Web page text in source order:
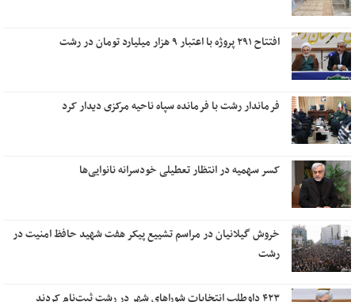
افتتاح ۲۹۱ پروژه با اعتبار ۹ هزار میلیارد تومان در رشت
فرماندار رشت با فرمانده سپاه ناحیه مرکزی دیدار کرد
کسر سهمیه در انتظار تعطیلی خودسرانه نانوایی‌ها
خروش گیلانیان در مراسم تشییع پیکر هفت شهید حافظ امنیت در
رشت